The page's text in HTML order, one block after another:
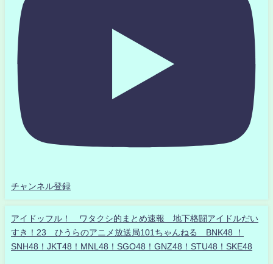
チャンネル登録
アイドッフル！ ワタクシ的まとめ速報 地下格闘アイドルだい
すき！23 ひうらのアニメ放送局101ちゃんねる BNK48 ！
SNH48！JKT48！MNL48！SGO48！GNZ48！STU48！SKE48